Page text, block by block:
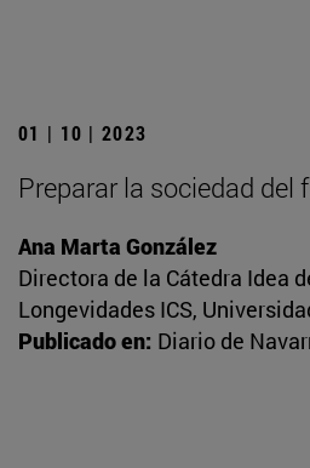
01 | 10 | 2023
Preparar la sociedad del
Ana Marta González
Directora de la Cátedra Idea
Longevidades ICS,
Publicado en: Diario de